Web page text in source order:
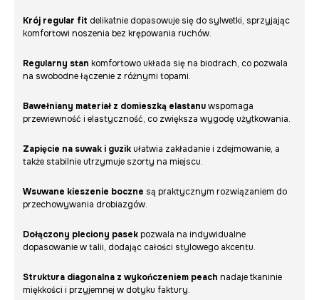
Krój regular fit delikatnie dopasowuje się do sylwetki, sprzyjając
komfortowi noszenia bez krępowania ruchów.
Regularny stan komfortowo układa się na biodrach, co pozwala
na swobodne łączenie z różnymi topami.
Bawełniany materiał z domieszką elastanuwspomaga
przewiewność i elastyczność, co zwiększa wygodę użytkowania.
Zapięcie na suwak i guzik ułatwia zakładanie i zdejmowanie, a
także stabilnie utrzymuje szorty na miejscu.
Wsuwane kieszenie boczne są praktycznym rozwiązaniem do
przechowywania drobiazgów.
Dołączony pleciony pasek pozwala na indywidualne
dopasowanie w talii, dodając całości stylowego akcentu.
Struktura diagonalna z wykończeniem peach nadaje tkaninie
miękkości i przyjemnej w dotyku faktury.